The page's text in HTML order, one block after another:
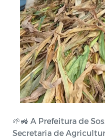
🌱🚜 A Prefeitura de
Secretaria de